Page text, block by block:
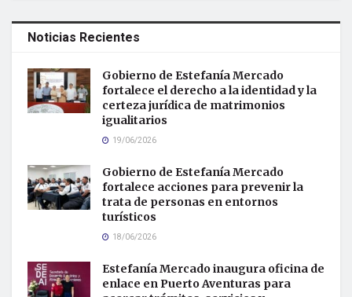
Noticias Recientes
Gobierno de Estefanía Mercado
fortalece el derecho a la identidad y la
certeza jurídica de matrimonios
igualitarios
19/06/2026
Gobierno de Estefanía Mercado
fortalece acciones para prevenir la
trata de personas en entornos
turísticos
18/06/2026
Estefanía Mercado inaugura oficina de
enlace en Puerto Aventuras para